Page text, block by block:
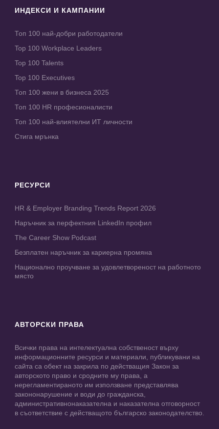
ИНДЕКСИ И КАМПАНИИ
Топ 100 най-добри работодатели
Top 100 Workplace Leaders
Top 100 Talents
Top 100 Executives
Топ 100 жени в бизнеса 2025
Топ 100 HR професионалисти
Топ 100 най-влиятелни ИТ личности
Стига мрънка
РЕСУРСИ
HR & Employer Branding Trends Report 2026
Наръчник за перфектния LinkedIn профил
The Career Show Podcast
Безплатен наръчник за кариерна промяна
Национално проучване за удовлетвореност на работното
място
АВТОРСКИ ПРАВА
Всички права на интелектуална собственост върху
информационните ресурси и материали, публикувани на
сайта са обект на закрила по действащия Закон за
авторското право и сродните му права, а
нерегламентираното им използване представлява
закононарушение и води до гражданска,
административнонаказателна и наказателна отговорност
в съответствие с действащото българско законодателство.